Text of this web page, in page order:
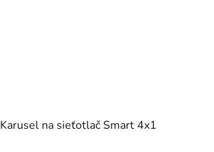
Karusel na sieťotlač Smart 4x1